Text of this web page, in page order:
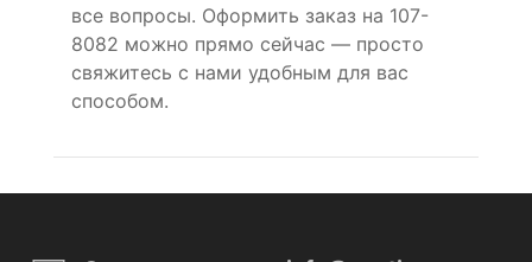
все вопросы. Оформить заказ на 107-
8082 можно прямо сейчас — просто
свяжитесь с нами удобным для вас
способом.